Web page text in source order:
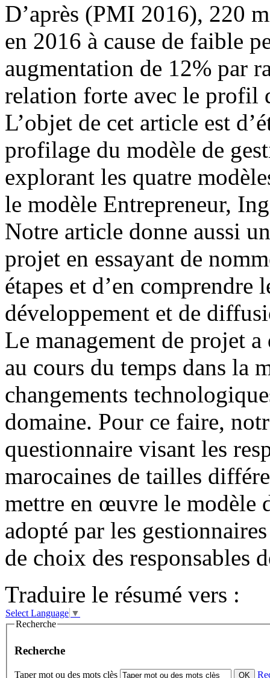
D’après (PMI 2016), 220
en 2016 à cause de faible
augmentation de 12% par
relation forte avec le profil
L’objet de cet article est
profilage du modèle de
explorant les quatre
le modèle Entrepreneur,
Notre article donne aussi
projet en essayant de
étapes et d’en
développement et de
Le management de projet
au cours du temps dans la
changements
domaine. Pour ce faire,
questionnaire visant les
marocaines de tailles
mettre en œuvre le modèle
adopté par les
de choix des responsables
Traduire le résumé vers :
Select Language ▼
Recherche
Recherche
Taper mot ou des mots clès